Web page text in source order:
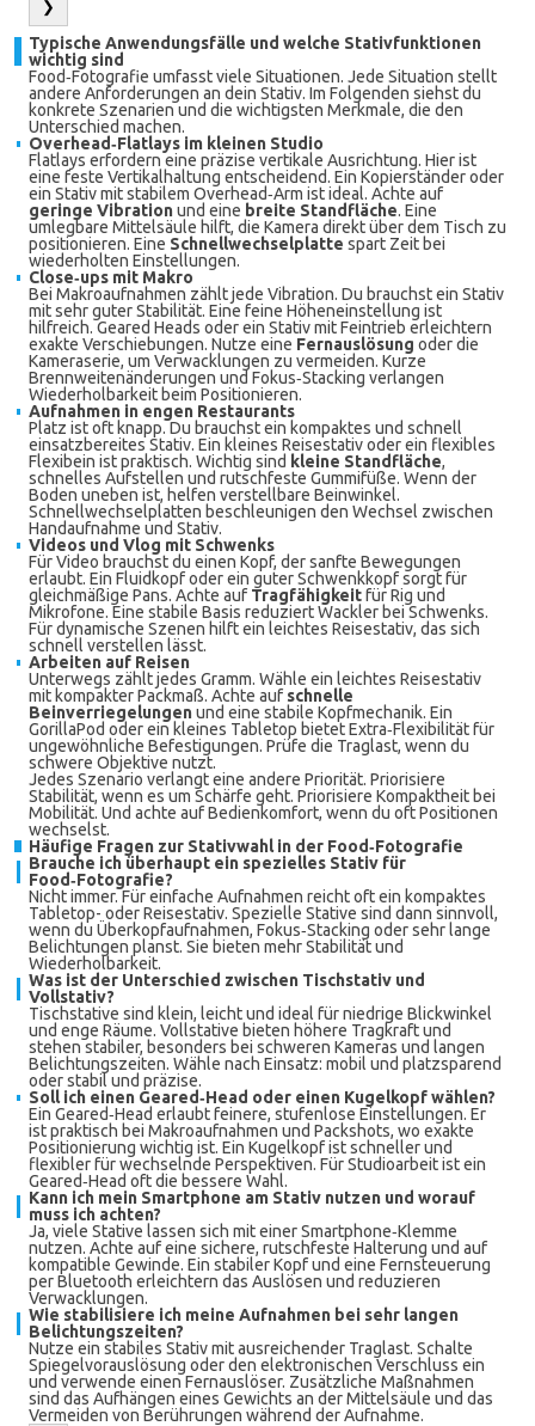
❯
Typische Anwendungsfälle und welche Stativfunktionen
wichtig sind
Food‑Fotografie umfasst viele Situationen. Jede Situation stellt
andere Anforderungen an dein Stativ. Im Folgenden siehst du
konkrete Szenarien und die wichtigsten Merkmale, die den
Unterschied machen.
Overhead‑Flatlays im kleinen Studio
Flatlays erfordern eine präzise vertikale Ausrichtung. Hier ist
eine feste Vertikalhaltung entscheidend. Ein Kopierständer oder
ein Stativ mit stabilem Overhead‑Arm ist ideal. Achte auf
geringe Vibrationund eine breite Standfläche. Eine
umlegbare Mittelsäule hilft, die Kamera direkt über dem Tisch zu
positionieren. Eine Schnellwechselplatte spart Zeit bei
wiederholten Einstellungen.
Close‑ups mit Makro
Bei Makroaufnahmen zählt jede Vibration. Du brauchst ein Stativ
mit sehr guter Stabilität. Eine feine Höheneinstellung ist
hilfreich. Geared Heads oder ein Stativ mit Feintrieb erleichtern
exakte Verschiebungen. Nutze eine Fernauslösung oder die
Kameraserie, um Verwacklungen zu vermeiden. Kurze
Brennweitenänderungen und Fokus‑Stacking verlangen
Wiederholbarkeit beim Positionieren.
Aufnahmen in engen Restaurants
Platz ist oft knapp. Du brauchst ein kompaktes und schnell
einsatzbereites Stativ. Ein kleines Reisestativ oder ein flexibles
Flexibein ist praktisch. Wichtig sind kleine Standfläche,
schnelles Aufstellen und rutschfeste Gummifüße. Wenn der
Boden uneben ist, helfen verstellbare Beinwinkel.
Schnellwechselplatten beschleunigen den Wechsel zwischen
Handaufnahme und Stativ.
Videos und Vlog mit Schwenks
Für Video brauchst du einen Kopf, der sanfte Bewegungen
erlaubt. Ein Fluidkopf oder ein guter Schwenkkopf sorgt für
gleichmäßige Pans. Achte auf Tragfähigkeitfür Rig und
Mikrofone. Eine stabile Basis reduziert Wackler bei Schwenks.
Für dynamische Szenen hilft ein leichtes Reisestativ, das sich
schnell verstellen lässt.
Arbeiten auf Reisen
Unterwegs zählt jedes Gramm. Wähle ein leichtes Reisestativ
mit kompakter Packmaß. Achte auf schnelle
Beinverriegelungenund eine stabile Kopfmechanik. Ein
GorillaPod oder ein kleines Tabletop bietet Extra‑Flexibilität für
ungewöhnliche Befestigungen. Prüfe die Traglast, wenn du
schwere Objektive nutzt.
Jedes Szenario verlangt eine andere Priorität. Priorisiere
Stabilität, wenn es um Schärfe geht. Priorisiere Kompaktheit bei
Mobilität. Und achte auf Bedienkomfort, wenn du oft Positionen
wechselst.
Häufige Fragen zur Stativwahl in der Food‑Fotografie
Brauche ich überhaupt ein spezielles Stativ für
Food‑Fotografie?
Nicht immer. Für einfache Aufnahmen reicht oft ein kompaktes
Tabletop- oder Reisestativ. Spezielle Stative sind dann sinnvoll,
wenn du Überkopfaufnahmen, Fokus‑Stacking oder sehr lange
Belichtungen planst. Sie bieten mehr Stabilität und
Wiederholbarkeit.
Was ist der Unterschied zwischen Tischstativ und
Vollstativ?
Tischstative sind klein, leicht und ideal für niedrige Blickwinkel
und enge Räume. Vollstative bieten höhere Tragkraft und
stehen stabiler, besonders bei schweren Kameras und langen
Belichtungszeiten. Wähle nach Einsatz: mobil und platzsparend
oder stabil und präzise.
Soll ich einen Geared‑Head oder einen Kugelkopf wählen?
Ein Geared‑Head erlaubt feinere, stufenlose Einstellungen. Er
ist praktisch bei Makroaufnahmen und Packshots, wo exakte
Positionierung wichtig ist. Ein Kugelkopf ist schneller und
flexibler für wechselnde Perspektiven. Für Studioarbeit ist ein
Geared‑Head oft die bessere Wahl.
Kann ich mein Smartphone am Stativ nutzen und worauf
muss ich achten?
Ja, viele Stative lassen sich mit einer Smartphone‑Klemme
nutzen. Achte auf eine sichere, rutschfeste Halterung und auf
kompatible Gewinde. Ein stabiler Kopf und eine Fernsteuerung
per Bluetooth erleichtern das Auslösen und reduzieren
Verwacklungen.
Wie stabilisiere ich meine Aufnahmen bei sehr langen
Belichtungszeiten?
Nutze ein stabiles Stativ mit ausreichender Traglast. Schalte
Spiegelvorauslösung oder den elektronischen Verschluss ein
und verwende einen Fernauslöser. Zusätzliche Maßnahmen
sind das Aufhängen eines Gewichts an der Mittelsäule und das
Vermeiden von Berührungen während der Aufnahme.